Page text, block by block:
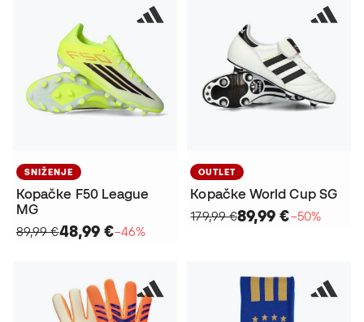
SNIŽENJE
Kopačke F50 League
MG
89,99 €48,99 €−46%
OUTLET
Kopačke World Cup SG
179,99 €89,99 €−50%